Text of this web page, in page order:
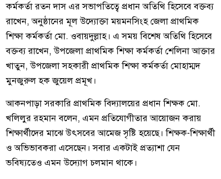
কর্মকর্তা রতন দাস এর সভাপতিত্বে প্রধান অতিথি হিসেবে বক্তব্য
রাখেন, অনুষ্ঠানের মূল উদ্যোক্তা ময়মনসিংহ জেলা প্রাথমিক
শিক্ষা কর্মকর্তা মো. ওবায়দুল্লাহ। এ সময় বিশেষ অতিথি হিসেবে
বক্তব্য রাখেন, উপজেলা প্রাথমিক শিক্ষা কর্মকর্তা শেলিনা আক্তার
খাতুন, উপজেলা সহকারী প্রাথমিক শিক্ষা কর্মকর্তা মোহাম্মদ
মুনজুরুল হক জুয়েল প্রমূখ।
আকনপাড়া সরকারি প্রাথমিক বিদ্যালয়ের প্রধান শিক্ষক মো.
খলিলুর রহমান বলেন, এমন প্রতিযোগীতার আয়োজন করায়
শিক্ষার্থীদের মাঝে উৎসবের আমেজ সৃষ্টি হয়েছে। শিক্ষক-শিক্ষার্থী
ও অভিভাবকরা এসেছেন। সবার একটাই প্রত্যাশা যেন
ভবিষ্যতেও এমন উদ্যোগ চলমান থাকে।